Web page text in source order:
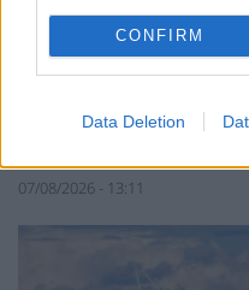
CONFIRM
Data Deletion
ΑΠΟΘΗΚΕΥΣΗ
ΣΥΦΩΕΛ: Χάθηκαν
μπαταρίες – Μεγάλη
07/08/2026 - 13:11